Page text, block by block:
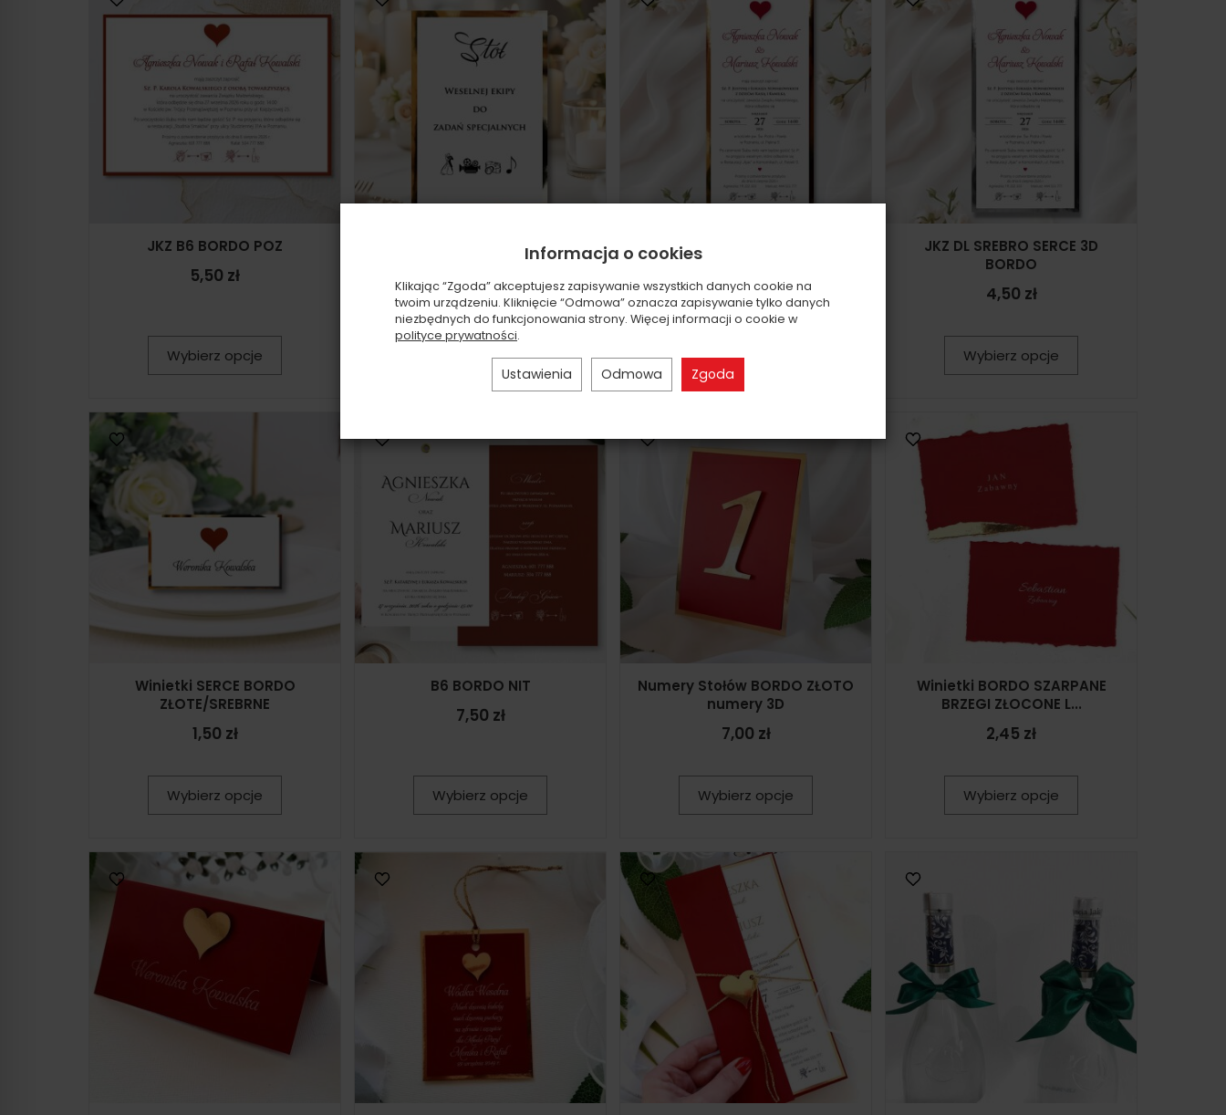
JKZ B6 BORDO POZ
5,50 zł
Wybierz opcje
EKIPA DO ZADAŃ
SPECJALNYCH/KOLOR DO
WYBO...
7,00 zł
Wybierz opcje
JKZ DL ZŁOTO SERCE 3D BORDO
Wybierz opcje
JKZ DL SREBRO SERCE 3D
BORDO
4,50 zł
Wybierz opcje
Winietki SERCE BORDO
ZŁOTE/SREBRNE
1,50 zł
Wybierz opcje
B6 BORDO NIT
7,50 zł
Wybierz opcje
Numery Stołów BORDO ZŁOTO
numery 3D
7,00 zł
Wybierz opcje
Winietki BORDO SZARPANE
BRZEGI ZŁOCONE L...
2,45 zł
Wybierz opcje
Informacja o cookies
Klikając “Zgoda” akceptujesz zapisywanie wszystkich danych cookie na
twoim urządzeniu. Kliknięcie “Odmowa” oznacza zapisywanie tylko danych
niezbędnych do funkcjonowania strony. Więcej informacji o cookie w
polityce prywatności.
Ustawienia Odmowa Zgoda